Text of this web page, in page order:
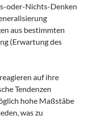
oder-Nichts-Denken
aus bestimmten
(Erwartung des
auf ihre
Tendenzen
hohe Maßstäbe
was zu